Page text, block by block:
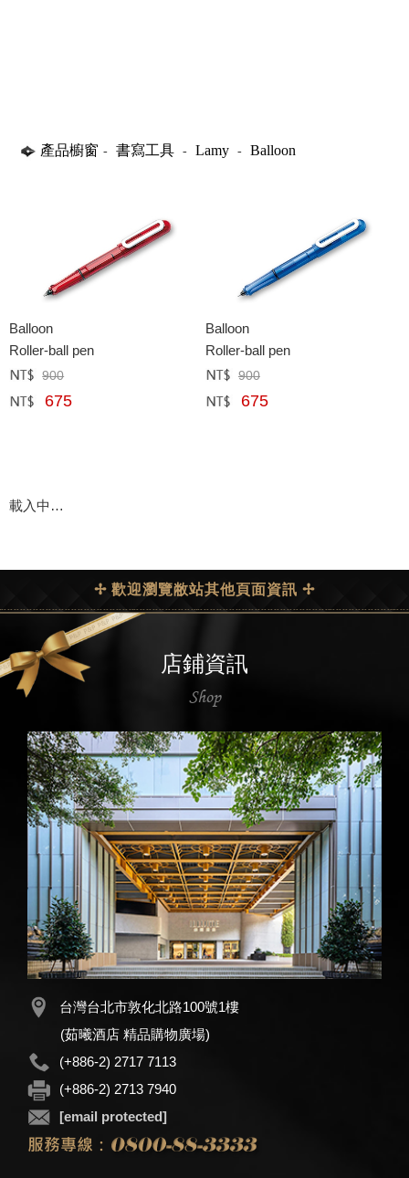
產品櫥窗 - 書寫工具 - Lamy - Balloon
Balloon
Roller-ball pen
定價﹕900
網購﹕ 675
Balloon
Roller-ball pen
定價﹕ 900
網購﹕ 675
載入中…
✢ 歡迎瀏覽敝站其他頁面資訊 ✢
店鋪資訊
Shop
台灣台北市敦化北路100號1樓
(茹曦酒店 精品購物廣場)
(+886-2) 2717 7113
(+886-2) 2713 7940
[email protected]